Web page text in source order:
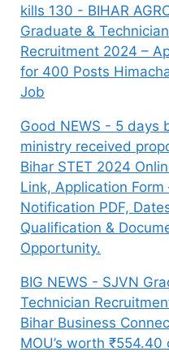
kills 130 - BIHAR
Graduate &
Recruitment 2024 –
for 400 Posts
Job
Good NEWS - 5 days
ministry received
Bihar STET 2024
Link, Application Form
Notification PDF,
Qualification &
Opportunity.
BIG NEWS - SJVN
Technician
Bihar Business
MOU’s worth ₹554.40